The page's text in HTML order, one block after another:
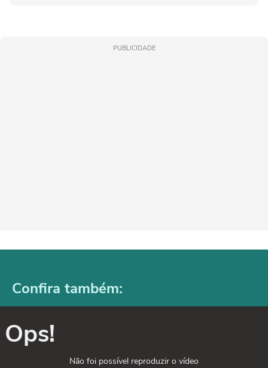
PUBLICIDADE
Confira também:
Ops!
Não foi possível reproduzir o vídeo